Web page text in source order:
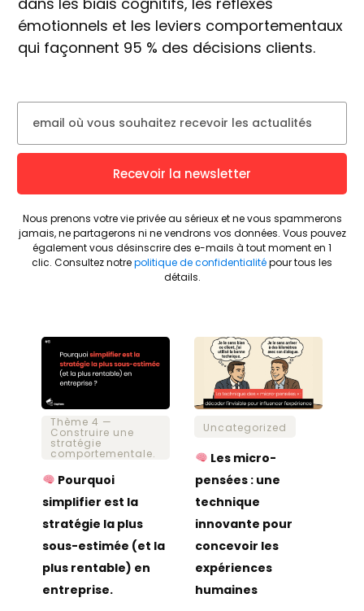
émotionnels et les leviers comportementaux
qui façonnent 95 % des décisions clients.
Recevoir la newsletter
Nous prenons votre vie privée au sérieux et ne vous spammerons
jamais, ne partagerons ni ne vendrons vos données. Vous pouvez
également vous désinscrire des e-mails à tout moment en 1
clic. Consultez notrepolitique de confidentialitépour tous les
détails.
Thème 4 —
Construire une
stratégie
comportementale.
Pourquoi
simplifier est la
stratégie la plus
sous-estimée (et la
plus rentable) en
entreprise.
Uncategorized
Les micro-
pensées : une
technique
innovante pour
concevoir les
expériences
humaines